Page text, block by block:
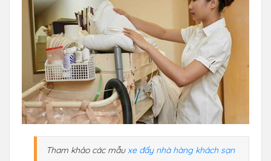
Tham khảo các mẫuxe đẩy nhà hàng khách sạn